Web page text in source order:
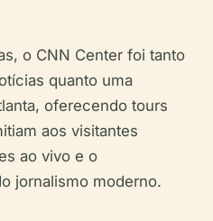
o CNN Center foi tanto
quanto uma
oferecendo tours
aos visitantes
ao vivo e o
jornalismo moderno.